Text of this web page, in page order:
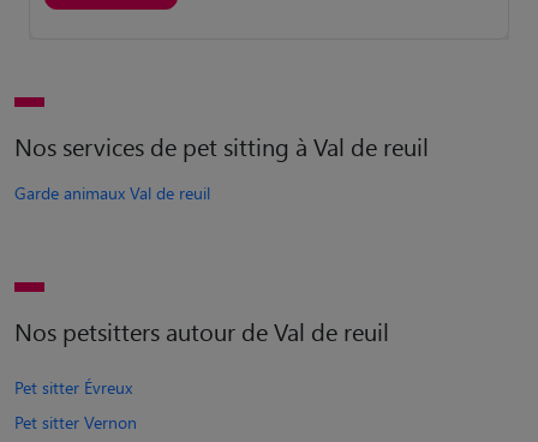
Nos services de pet sitting à Val de reuil
Garde animaux Val de reuil
Nos petsitters autour de Val de reuil
Pet sitter Évreux
Pet sitter Vernon